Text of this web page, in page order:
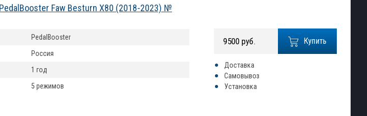
Faw Besturn X80 (2018-2023) №
Купить
9500 руб.
Доставка
Самовывоз
Установка
PedalBooster
Россия
1 год
5 режимов